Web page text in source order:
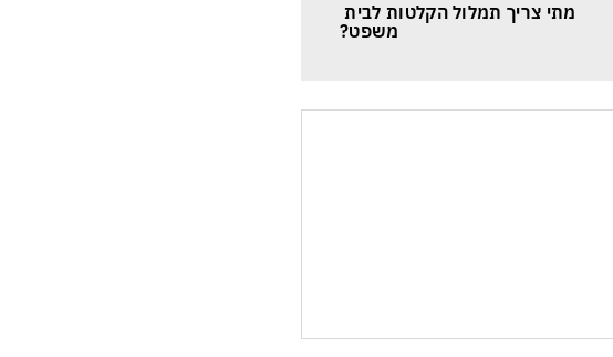
מתי צריך תמלול הקלטות לבית
משפט?